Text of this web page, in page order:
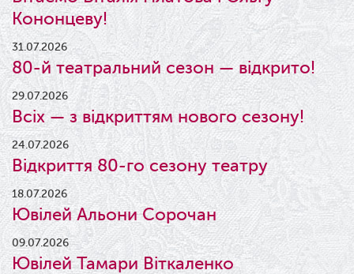
Кононцеву!
31.07.2026
80-й театральний сезон — відкрито!
29.07.2026
Всіх — з відкриттям нового сезону!
24.07.2026
Відкриття 80-го сезону театру
18.07.2026
Ювілей Альони Сорочан
09.07.2026
Ювілей Тамари Віткаленко